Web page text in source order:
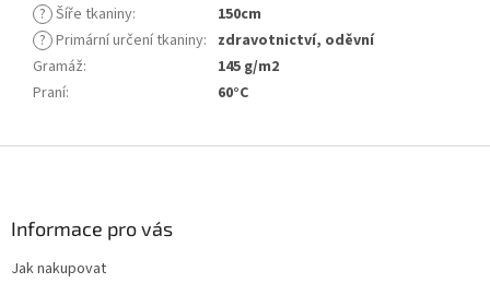
? Šíře tkaniny:
150cm
? Primární určení tkaniny: zdravotnictví, oděvní
Gramáž:
145 g/m2
Praní: 60°C
Informace pro vás
Jak nakupovat